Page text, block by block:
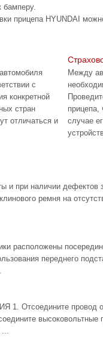
бамперу.
прицепа HYUNDAI
с
конкретной
стран
отличаться и
Между
прицепа,
случае
и при наличии
ремня на
расположены
переднего
Отсоедините провод
...